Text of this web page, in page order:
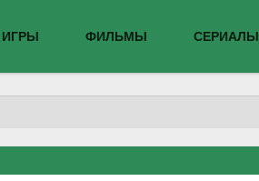
ИГРЫ ФИЛЬМЫ СЕРИАЛЫ